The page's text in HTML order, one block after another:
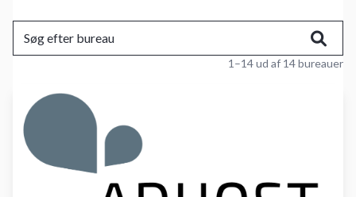
1–14 ud af 14 bureauer